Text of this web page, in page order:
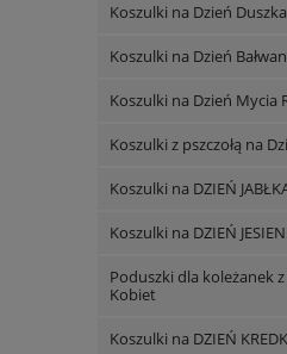
Koszulki na Dzień Duszka
Koszulki na Dzień
Koszulki na Dzień Mycia
Koszulki z pszczołą na
Koszulki na DZIEŃ
Koszulki na DZIEŃ
Poduszki dla koleżanek
Kobiet
Koszulki na DZIEŃ